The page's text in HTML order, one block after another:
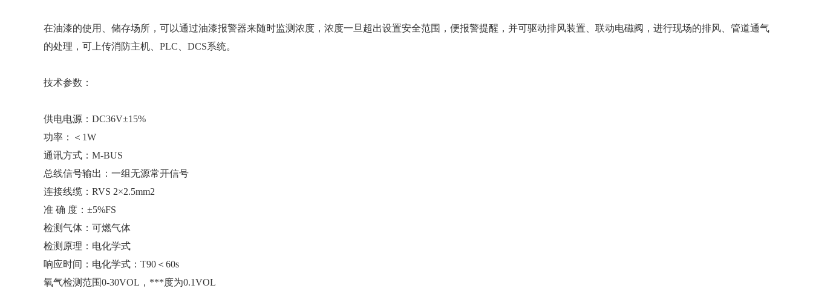
在油漆的使用、储存场所，可以通过油漆报警器来随时监测浓度，浓度一旦超出设置安全范围，便报警提醒，并可驱动排风装置、联动电磁阀，进行现场的排风、管道通气
的处理，可上传消防主机、PLC、DCS系统。
技术参数：
供电电源：DC36V±15%
功率：＜1W
通讯方式：M-BUS
总线信号输出：一组无源常开信号
连接线缆：RVS 2×2.5mm2
准 确 度：±5%FS
检测气体：可燃气体
检测原理：电化学式
响应时间：电化学式：T90＜60s
氧气检测范围0-30VOL，***度为0.1VOL